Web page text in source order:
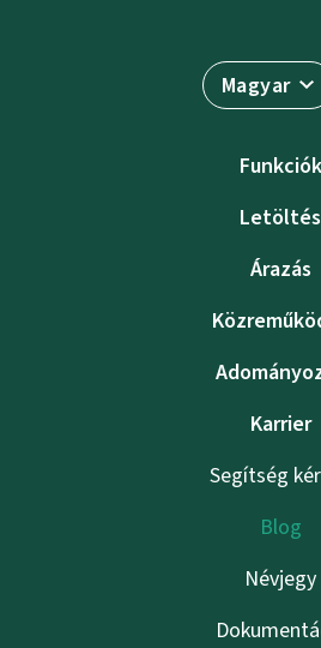
Magyar
Funkciók
Letöltés
Árazás
Karrier
Segítség
Blog
Névjegy